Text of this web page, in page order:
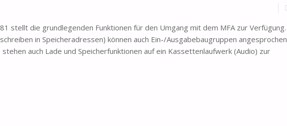
stellt die grundlegenden Funktionen für den Umgang mit dem MFA zur Verfügung.
in Speicheradressen) können auch Ein-/Ausgabebaugruppen angesprochen
auch Lade und Speicherfunktionen auf ein Kassettenlaufwerk (Audio) zur